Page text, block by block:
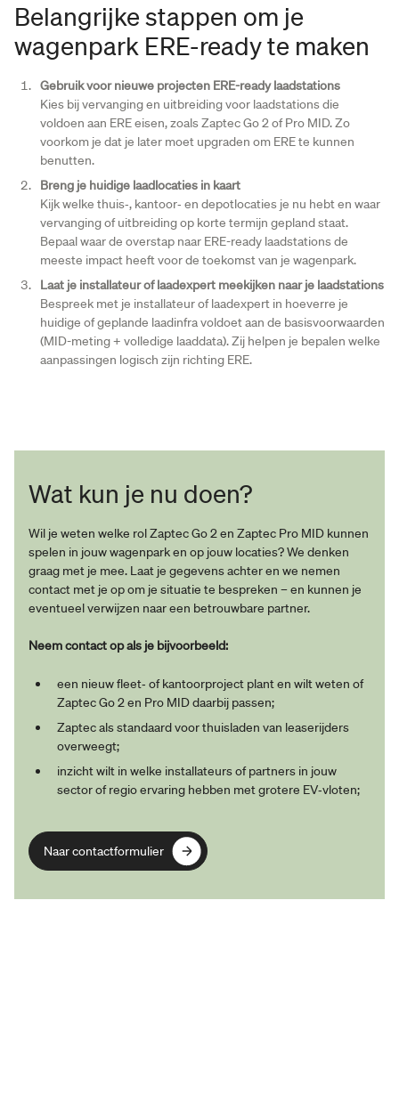
Belangrijke stappen om je
wagenpark ERE-ready te maken
Gebruik voor nieuwe projecten ERE-ready laadstations
Kies bij vervanging en uitbreiding voor laadstations die
voldoen aan ERE eisen, zoals Zaptec Go 2 of Pro MID. Zo
voorkom je dat je later moet upgraden om ERE te kunnen
benutten.
Breng je huidige laadlocaties in kaart
Kijk welke thuis‑, kantoor‑ en depotlocaties je nu hebt en waar
vervanging of uitbreiding op korte termijn gepland staat.
Bepaal waar de overstap naar ERE-ready laadstations de
meeste impact heeft voor de toekomst van je wagenpark.
Laat je installateur of laadexpert meekijken naar je laadstations
Bespreek met je installateur of laadexpert in hoeverre je
huidige of geplande laadinfra voldoet aan de basisvoorwaarden
(MID-meting + volledige laaddata). Zij helpen je bepalen welke
aanpassingen logisch zijn richting ERE.
Wat kun je nu doen?
Wil je weten welke rol Zaptec Go 2 en Zaptec Pro MID kunnen
spelen in jouw wagenpark en op jouw locaties? We denken
graag met je mee. Laat je gegevens achter en we nemen
contact met je op om je situatie te bespreken – en kunnen je
eventueel verwijzen naar een betrouwbare partner.
Neem contact op als je bijvoorbeeld:
een nieuw fleet‑ of kantoorproject plant en wilt weten of
Zaptec Go 2 en Pro MID daarbij passen;
Zaptec als standaard voor thuisladen van leaserijders
overweegt;
inzicht wilt in welke installateurs of partners in jouw
sector of regio ervaring hebben met grotere EV‑vloten;
Naar contactformulier
Naar contactformulier